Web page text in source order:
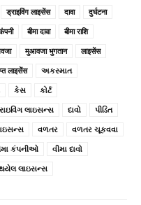
ड्राइविंग लाइसेंस दावा
दुर्घटना
बीमा दावा
बीमा राशि
मुआवजा भुगतान
लाइसेंस
लाइसेंस
અકસ્માત
કેસ
કોર્ટ
લાઇસન્સ દાવો
પીડિત
વળતર
વળતર ચૂકવવા
કંપનીઓ
વીમા દાવો
લાઇસન્સ